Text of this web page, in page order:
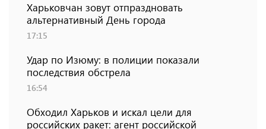
Харьковчан зовут отпраздновать
альтернативный День города
17:15
Удар по Изюму: в полиции показали
последствия обстрела
16:54
Обходил Харьков и искал цели для
российских ракет: агент российской